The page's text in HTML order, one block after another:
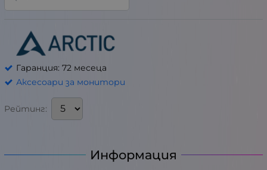
Гаранция: 72 месеца
Аксесоари за монитори
Рейтинг:
Информация